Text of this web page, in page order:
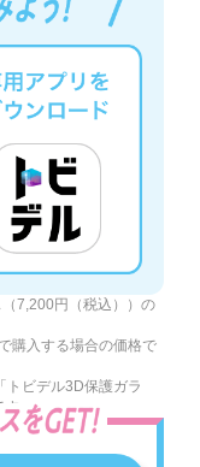
7,200円（税込））の
購入する場合の価格で
ビデル3D保護ガラ
す。